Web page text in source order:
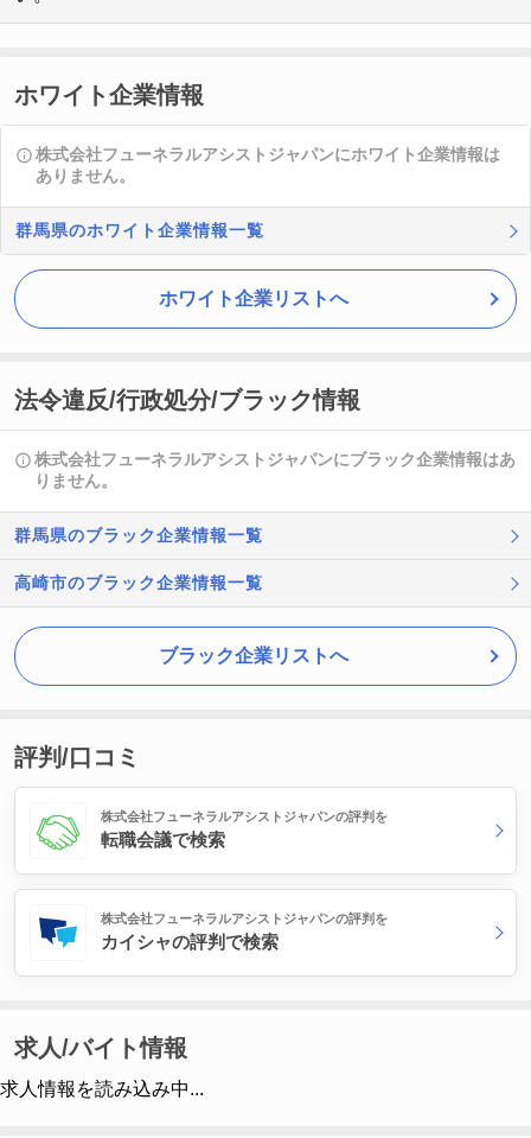
ホワイト企業情報
株式会社フューネラルアシストジャパンにホワイト企業情報は
ありません。
群馬県のホワイト企業情報一覧
ホワイト企業リストへ
法令違反/行政処分/ブラック情報
株式会社フューネラルアシストジャパンにブラック企業情報はあ
りません。
群馬県のブラック企業情報一覧
高崎市のブラック企業情報一覧
ブラック企業リストへ
評判/口コミ
株式会社フューネラルアシストジャパンの評判を
転職会議で検索
株式会社フューネラルアシストジャパンの評判を
カイシャの評判で検索
求人/バイト情報
求人情報を読み込み中...